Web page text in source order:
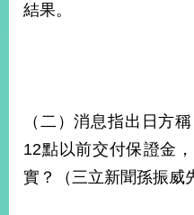
結果。
（二）消息指出日方
12點以前交付保證金
實？（三立新聞孫振威